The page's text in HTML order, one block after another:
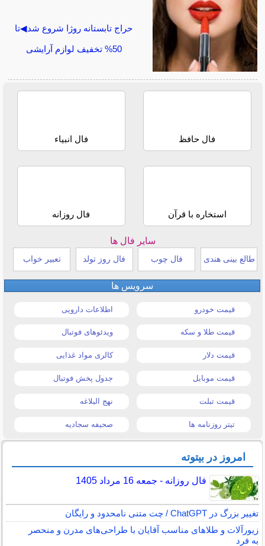
حراج تابستانه روژا شروع شد◀تا
50% تخفیف لوازم آرایشی
فال حافظ فال انبیاء
استخاره با قرآن فال روزانه
سایر فال ها
طالع بینی هندی فال چوب فال روز تولد تعبیر خواب
سرویس ها
قیمت خودرو اطلاعات دارویی
قیمت طلا و سکه ویدئوهای فوتبال
قیمت دلار کالری مواد غذایی
قیمت موبایل جدول پخش فوتبال
قیمت تبلت نهج البلاغه
تیتر روزنامه ها صحیفه سجادیه
امروز در بیتوته
فال روزانه - جمعه 16 مرداد 1405
تغییر بزرگ در ChatGPT / چت متنی نامحدود و رایگان
زیورآلات و طلاهای مناسب آقایان با طراحی‌های مدرن و منحصر
به فرد